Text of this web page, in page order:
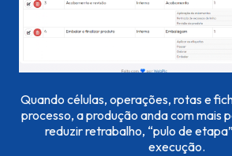
Quando células, operações, rotas e
processo, a produção anda com mais
reduzir retrabalho, “pulo de
execução.